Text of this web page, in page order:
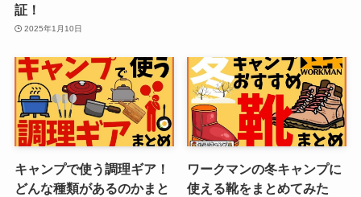
証！
2025年1月10日
キャンプで使う調理ギア！
どんな種類があるのかまと
ワークマンの冬キャンプに
使える靴をまとめてみた